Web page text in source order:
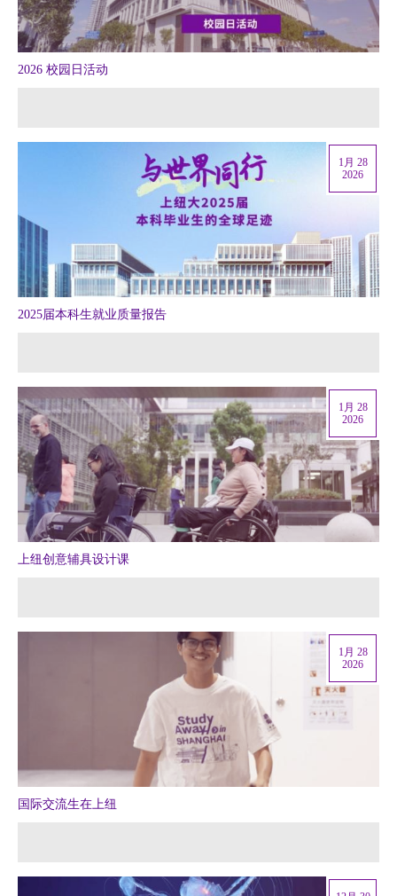
2026 校园日活动
2025届本科生就业质量报告
1月 28
2026
上纽创意辅具设计课
1月 28
2026
国际交流生在上纽
1月 28
2026